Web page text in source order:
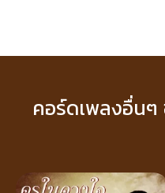
คอร์ดเพลงอื่น